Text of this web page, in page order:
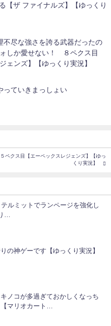
【ザ ファイナルズ】【ゆっくり
不尽な強さを誇る武器だったの
しか愛せない！ ８ペクス目
ェンズ】【ゆっくり実況】
っていきまっしょい
ペクス目【エーペックスレジェンズ】【ゆっ
くり実況】
テルミットでランページを強化し
…
の神ゲーです【ゆっくり実況】
キノコが多過ぎておかしくなっち
マリオカート…